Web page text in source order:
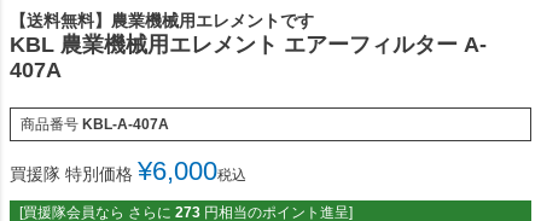
【送料無料】農業機械用エレメントです
KBL 農業機械用エレメント エアーフィルター A-
407A
商品番号 KBL-A-407A
買援隊 特別価格 ¥6,000税込
[買援隊会員なら さらに 273 円相当のポイント進呈]